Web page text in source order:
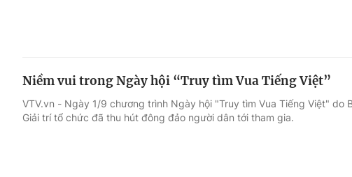
Niềm vui trong Ngày hội “Truy tìm Vua Tiếng Việt”
VTV.vn - Ngày 1/9 chương trình Ngày hội "Truy tìm Vua Tiếng Việt" do
Giải trí tổ chức đã thu hút đông đảo người dân tới tham gia.